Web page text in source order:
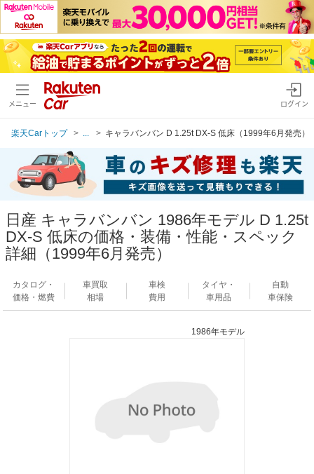
メニュー ログイン
楽天Carトップ キャラバンバン D 1.25t DX-S 低床（1999年6月発売）
日産 キャラバンバン 1986年モデル D 1.25t
DX-S 低床の価格・装備・性能・スペック
詳細（1999年6月発売）
カタログ・
価格・燃費
車買取
相場
車検
費用
タイヤ・
車用品
自動
車保険
1986年モデル